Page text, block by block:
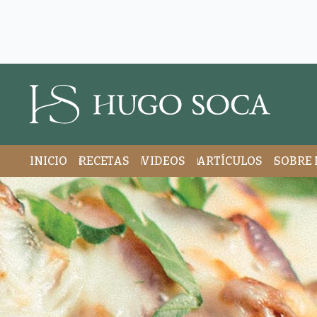
INICIO RECETAS VIDEOS ARTÍCULOS SOBRE